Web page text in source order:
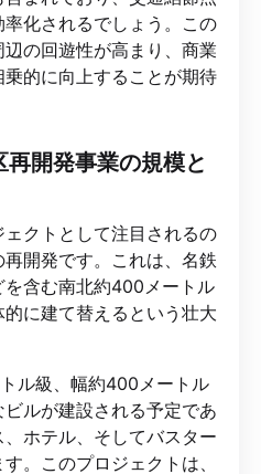
化されるでしょう。この
の回遊性が高まり、商業
的に向上することが期待
開発事業の規模と
クトとして注目されるの
開発です。これは、名鉄
含む南北約400メートル
に建て替えるという壮大
ル級、幅約400メートル
ルが建設される予定であ
ホテル、そしてバスター
。このプロジェクトは、